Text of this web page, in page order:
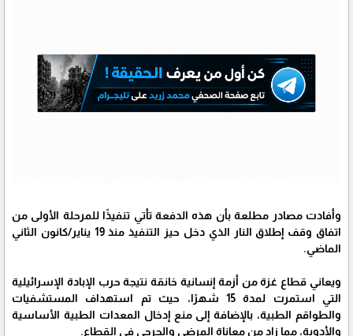
وأفادت مصادر مطلعة بأن هذه الدفعة تأتي تنفيذًا للمرحلة الأولى من
اتفاق وقف إطلاق النار الذي دخل حيز التنفيذ منذ 19 يناير/كانون الثاني
الماضي.
ويعاني قطاع غزة من أزمة إنسانية خانقة نتيجة حرب الإبادة الإسرائيلية
التي استمرت لمدة 15 شهرًا، حيث تم استهداف المستشفيات
والطواقم الطبية، بالإضافة إلى منع إدخال المعدات الطبية الأساسية
والأدوية، مما زاد من معاناة المرضى والجرحى في القطاع.